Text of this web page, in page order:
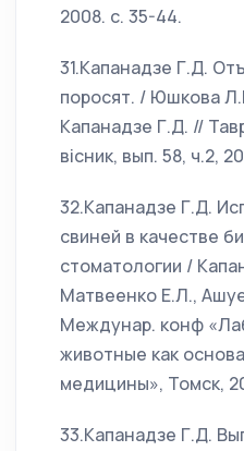
2008. с. 35-44.
31.Капанадзе Г.Д.
поросят. / Юшкова
Капанадзе Г.Д. //
вiсник, вып. 58, ч.2,
32.Капанадзе Г.Д.
свиней в качестве
стоматологии /
Матвеенко Е.Л.,
Междунар. конф
животные как
медицины», Томск,
33.Капанадзе Г.Д.